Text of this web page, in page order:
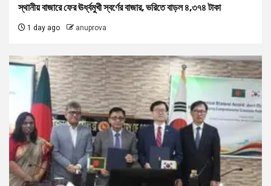
স্থানীয় বাজারে ফের ঊর্ধ্বমুখী স্বর্ণের বাজার, ভরিতে বাড়ল ৪,৩৭৪ টাকা
1 day ago anuprova